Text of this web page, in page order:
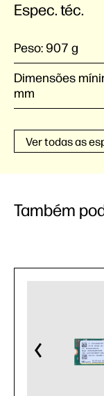
Espec. téc.
Peso:907 g
Dimensões
mm
Também